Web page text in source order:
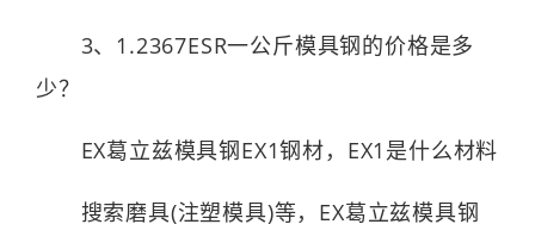
3、1.2367ESR一公斤模具钢的价格是多
少？
EX葛立兹模具钢EX1钢材，EX1是什么材料
搜索磨具(注塑模具)等，EX葛立兹模具钢